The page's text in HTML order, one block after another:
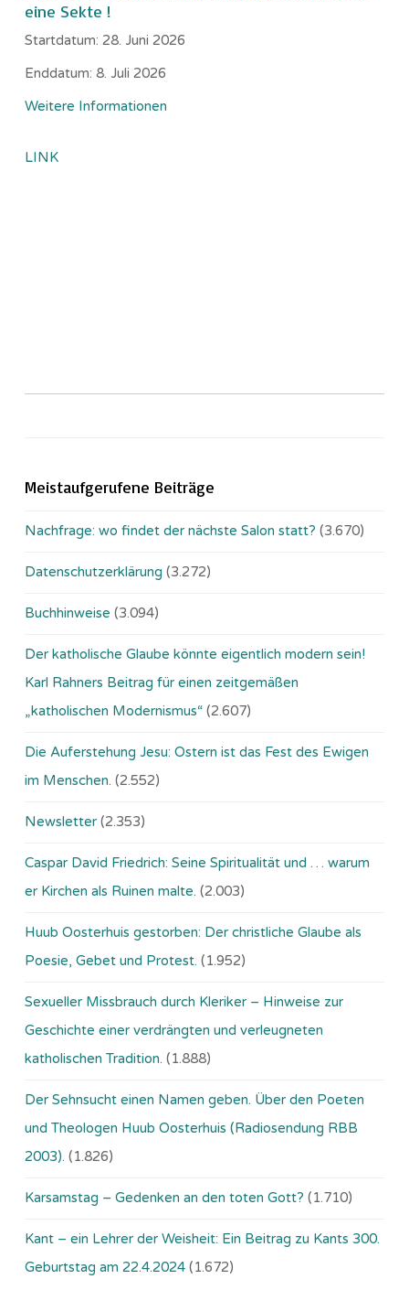
eine Sekte !
Startdatum: 28. Juni 2026
Enddatum: 8. Juli 2026
Weitere Informationen
LINK
Meistaufgerufene Beiträge
Nachfrage: wo findet der nächste Salon statt? (3.670)
Datenschutzerklärung (3.272)
Buchhinweise (3.094)
Der katholische Glaube könnte eigentlich modern sein!
Karl Rahners Beitrag für einen zeitgemäßen
„katholischen Modernismus“ (2.607)
Die Auferstehung Jesu: Ostern ist das Fest des Ewigen
im Menschen. (2.552)
Newsletter (2.353)
Caspar David Friedrich: Seine Spiritualität und … warum
er Kirchen als Ruinen malte. (2.003)
Huub Oosterhuis gestorben: Der christliche Glaube als
Poesie, Gebet und Protest. (1.952)
Sexueller Missbrauch durch Kleriker – Hinweise zur
Geschichte einer verdrängten und verleugneten
katholischen Tradition. (1.888)
Der Sehnsucht einen Namen geben. Über den Poeten
und Theologen Huub Oosterhuis (Ra­dio­sen­dung RBB
2003). (1.826)
Karsamstag – Gedenken an den toten Gott? (1.710)
Kant – ein Lehrer der Weisheit: Ein Beitrag zu Kants 300.
Geburtstag am 22.4.2024 (1.672)